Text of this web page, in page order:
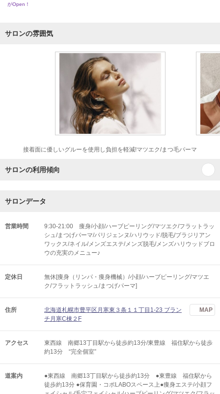
がOpen！
サロンの雰囲気
接着面に優しいグルーを使用し負担を軽減!マツエク/まつ毛パーマ
サロンの利用傾向
サロンデータ
営業時間
9:30-21:00 痩身/小顔/ハーブピーリング/マツエク/フラットラッ
シュ/まつげパーマ/パリジェンヌ/ハリウッド/脱毛/ブラジリアン
ワックス/ネイル/メンズエステ/メンズ脱毛/メンズハリウッドブロ
ウの充実のメニュー♪
定休日
無休[痩身（リンパ・痩身機械）/小顔/ハーブピーリング/マツエ
ク/フラットラッシュ/まつげパーマ]
住所
北海道札幌市豊平区月寒東３条１１丁目1-23 ブラン
チ月寒C棟２F
MAP
アクセス
東西線 南郷13丁目駅から徒歩約13分/東豊線 福住駅から徒歩
約13分 “完全個室”
道案内
●東西線 南郷13丁目駅から徒歩約13分 ●東豊線 福住駅から
徒歩約13分 ●保育園・コポLABOスペース上●痩身エステ/小顔フ